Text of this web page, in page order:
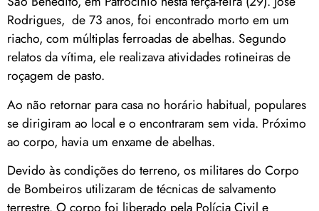
Rodrigues, de 73 anos, foi encontrado morto em um
riacho, com múltiplas ferroadas de abelhas. Segundo
relatos da vítima, ele realizava atividades rotineiras de
roçagem de pasto.
Ao não retornar para casa no horário habitual, populares
se dirigiram ao local e o encontraram sem vida. Próximo
ao corpo, havia um enxame de abelhas.
Devido às condições do terreno, os militares do Corpo
de Bombeiros utilizaram de técnicas de salvamento